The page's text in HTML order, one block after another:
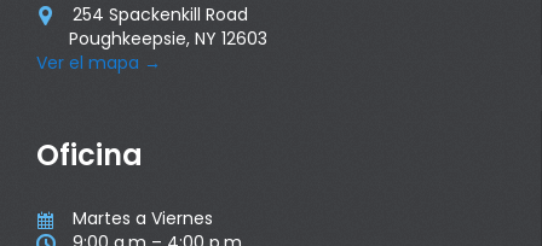

254 Spackenkill Road
Poughkeepsie, NY 12603
Ver el mapa →
Oficina
 Martes a Viernes